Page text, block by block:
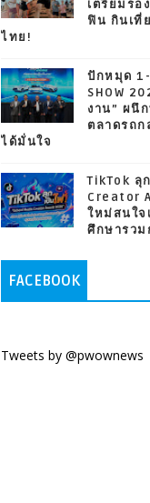
เตรียมรอ
ฟิน กินเที่
ไทย!
ปักหมุด 1-
SHOW
งาน” ผนึ
ตลาดรถก
ได้มั่นใจ
TikTok ลุ
Creator
ใหม่สนใ
ศึกษารวม
FACEBOOK
Tweets by @pwownews